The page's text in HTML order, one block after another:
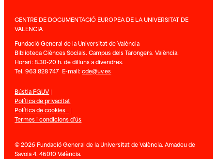
CENTRE DE DOCUMENTACIÓ EUROPEA DE LA UNIVERSITAT DE
VALENCIA
Fundació General de la Universitat de València
Biblioteca Ciènces Socials. Campus dels Tarongers. València.
Horari: 8.30-20 h. de dilluns a divendres.
Tel. 963 828 747 E-mail:cde@uv.es
Bústia FGUV|
Política de privacitat
Política de cookies |
Termes i condicions d’ús
© 2026 Fundació General de la Universitat de València. Amadeu de
Savoia 4. 46010 València.